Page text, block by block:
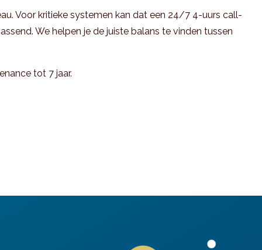
Voor kritieke systemen kan dat een 24/7 4-uurs call-
We helpen je de juiste balans te vinden tussen
tot 7 jaar.